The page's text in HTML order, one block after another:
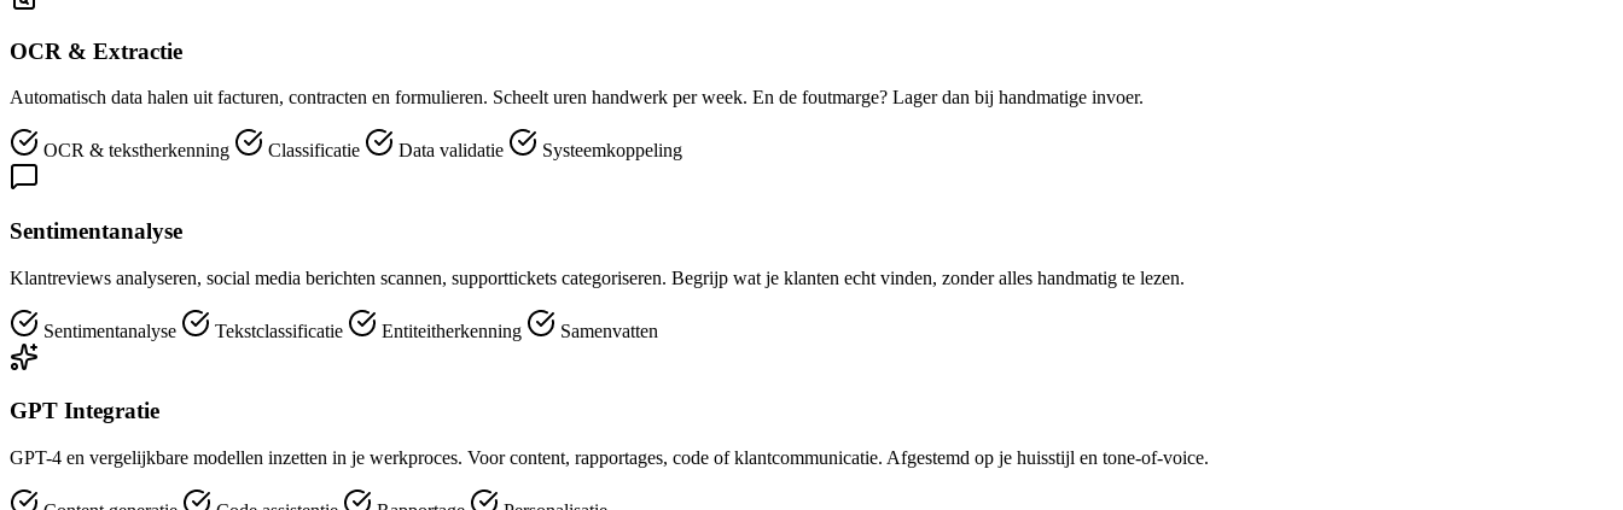
OCR & Extractie
Automatisch data halen uit facturen, contracten en formulieren. Scheelt uren handwerk per week. En de foutmarge? Lager dan bij handmatige invoer.
OCR & tekstherkenning Classificatie Data validatie Systeemkoppeling
Sentimentanalyse
Klantreviews analyseren, social media berichten scannen, supporttickets categoriseren. Begrijp wat je klanten echt vinden, zonder alles handmatig te lezen.
Sentimentanalyse Tekstclassificatie Entiteitherkenning Samenvatten
GPT Integratie
GPT-4 en vergelijkbare modellen inzetten in je werkproces. Voor content, rapportages, code of klantcommunicatie. Afgestemd op je huisstijl en tone-of-voice.